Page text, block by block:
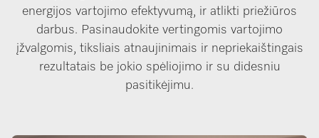
energijos vartojimo efektyvumą, ir atlikti priežiūros
darbus. Pasinaudokite vertingomis vartojimo
įžvalgomis, tiksliais atnaujinimais ir nepriekaištingais
rezultatais be jokio spėliojimo ir su didesniu
pasitikėjimu.